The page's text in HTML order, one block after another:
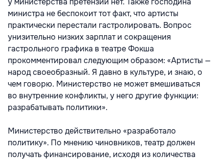
министра не беспокоит тот факт, что артисты
практически перестали гастролировать. Вопрос
унизительно низких зарплат и сокращения
гастрольного графика в театре Фокша
прокомментировал следующим образом: «Артисты —
народ своеобразный. Я давно в культуре, и знаю, о
чем говорю. Министерство не может вмешиваться
во внутренние конфликты, у него другие функции:
разрабатывать политики».
Министерство действительно «разработало
политику». По мнению чиновников, театр должен
получать финансирование, исходя из количества